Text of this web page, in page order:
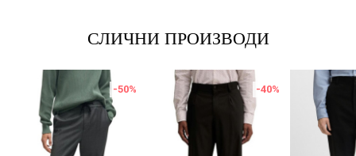
СЛИЧНИ ПРОИЗВОДИ
-50% -40%